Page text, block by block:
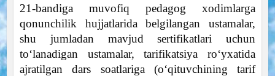
21-bandiga muvofiq pedagog xodimlarga
qonunchilik hujjatlarida belgilangan ustamalar,
shu jumladan mavjud sertifikatlari uchun
to‘lanadigan ustamalar, tarifikatsiya ro‘yxatida
ajratilgan dars soatlariga (o‘qituvchining tarif